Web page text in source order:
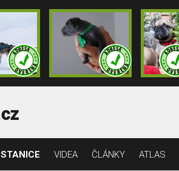
STANICE VIDEA ČLÁNKY ATLAS